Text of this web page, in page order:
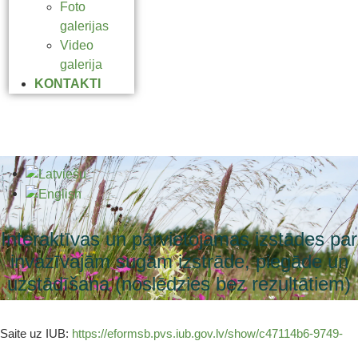
Foto
galerijas
Video
galerija
KONTAKTI
Interaktīvas un pārvietojamas izstādes par
invazīvajām sugām izstrāde, piegāde un
uzstādīšana (noslēdzies bez rezultātiem)
Saite uz IUB: https://eformsb.pvs.iub.gov.lv/show/c47114b6-9749-